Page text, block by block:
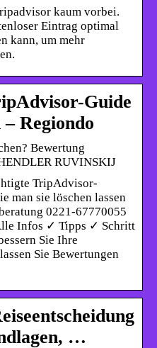
kaum vorbei.
Eintrag optimal
kann, um mehr
Guide
Regiondo
Bewertung
RUVINSKIJ
TripAdvisor-
man sie löschen lassen
0221-67770055
Infos ✓ Tipps ✓ Schritt
Sie Ihre
Sie Bewertungen
…